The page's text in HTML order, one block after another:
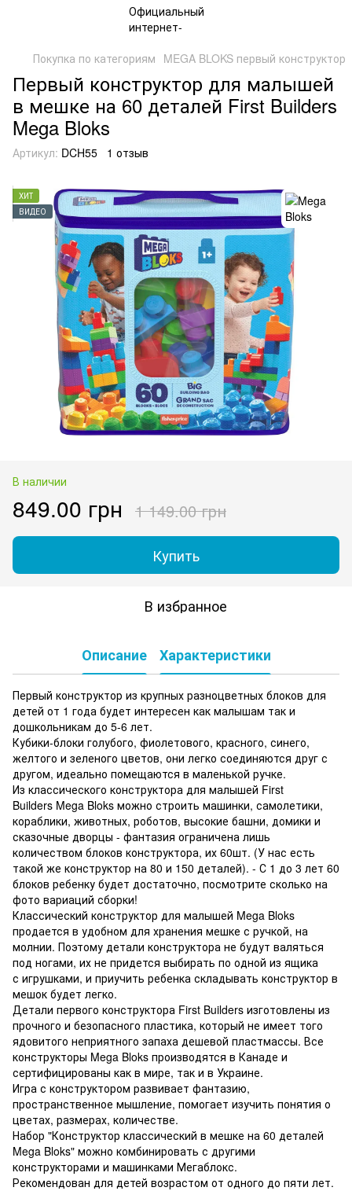
Покупка по категориям MEGA BLOKS первый конструктор
Первый конструктор для малышей
в мешке на 60 деталей First Builders
Mega Bloks
Артикул: DCH55 1 отзыв
ХИТ
ВИДЕО
В наличии
849.00 грн 1 149.00 грн
Купить
В избранное
Описание Характеристики
Первый конструктор из крупных разноцветных блоков для
детей от 1 года будет интересен как малышам так и
дошкольникам до 5-6 лет.
Кубики-блоки голубого, фиолетового, красного, синего,
желтого и зеленого цветов, они легко соединяются друг с
другом, идеально помещаются в маленькой ручке.
Из классического конструктора для малышей First
Builders Mega Bloks можно строить машинки, самолетики,
кораблики, животных, роботов, высокие башни, домики и
сказочные дворцы - фантазия ограничена лишь
количеством блоков конструктора, их 60шт. (У нас есть
такой же конструктор на 80 и 150 деталей). - С 1 до 3 лет 60
блоков ребенку будет достаточно, посмотрите сколько на
фото вариаций сборки!
Классический конструктор для малышей Mega Bloks
продается в удобном для хранения мешке с ручкой, на
молнии. Поэтому детали конструктора не будут валяться
под ногами, их не придется выбирать по одной из ящика
с игрушками, и приучить ребенка складывать конструктор в
мешок будет легко.
Детали первого конструктора First Builders изготовлены из
прочного и безопасного пластика, который не имеет того
ядовитого неприятного запаха дешевой пластмассы. Все
конструкторы Mega Bloks производятся в Канаде и
сертифицированы как в мире, так и в Украине.
Игра с конструктором развивает фантазию,
пространственное мышление, помогает изучить понятия о
цветах, размерах, количестве.
Набор "Конструктор классический в мешке на 60 деталей
Mega Bloks" можно комбинировать с другими
конструкторами и машинками Мегаблокс.
Рекомендован для детей возрастом от одного до пяти лет.